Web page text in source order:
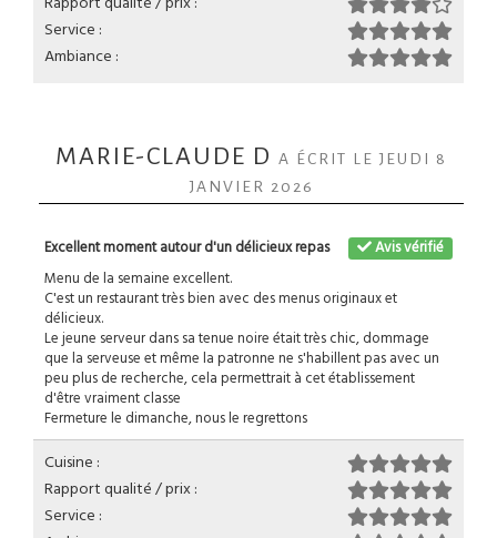
Service :
Ambiance :
MARIE-CLAUDE D A ÉCRIT LE JEUDI 8
JANVIER 2026
Avis vérifié
Excellent moment autour d'un délicieux repas
Menu de la semaine excellent.
C'est un restaurant très bien avec des menus originaux et
délicieux.
Le jeune serveur dans sa tenue noire était très chic, dommage
que la serveuse et même la patronne ne s'habillent pas avec un
peu plus de recherche, cela permettrait à cet établissement
d'être vraiment classe
Fermeture le dimanche, nous le regrettons
Cuisine :
Rapport qualité / prix :
Service :